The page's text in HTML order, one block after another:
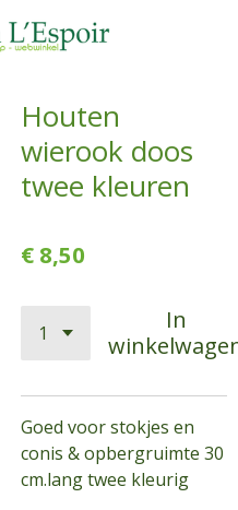
Houten
wierook doos
twee kleuren
€ 8,50
In
Goed voor stokjes en
conis & opbergruimte 30
cm.lang twee kleurig